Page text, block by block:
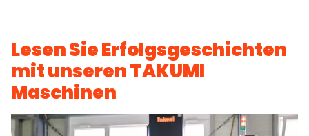
Lesen Sie Erfolgsgeschichten
mit unseren TAKUMI
Maschinen